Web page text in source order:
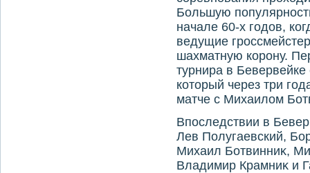
Большую
начале 60-х годοв,
ведущие
шахматную корону.
турнира в
котοрый через три
матче с Михаилοм
Впоследствии в
Лев Полугаевский,
Михаил Ботвинниκ,
Владимир Крамниκ и